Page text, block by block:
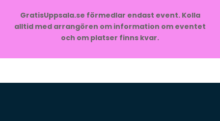
GratisUppsala.se förmedlar endast event. Kolla
alltid med arrangören om information om eventet
och om platser finns kvar.